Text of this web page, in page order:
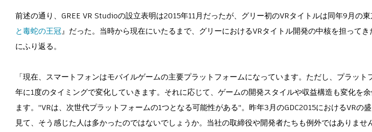
前述の通り、GREE VR Studioの設立表明は2015年11月だったが、グリー初のVRタイトルは同年9月の
と毒蛇の王冠』だった。当時から現在にいたるまで、グリーにおけるVRタイトル開発の中核を担って
にふり返る。
「現在、スマートフォンはモバイルゲームの主要プラットフォームになっています。ただし、プラット
年に1度のタイミングで変化していきます。それに応じて、ゲームの開発スタイルや収益構造も変化を
ます。"VRは、次世代プラットフォームの1つとなる可能性がある"。昨年3月のGDC2015におけるVRの
見て、そう感じた人は多かったのではないでしょうか。当社の取締役や開発者たちも例外ではありませ